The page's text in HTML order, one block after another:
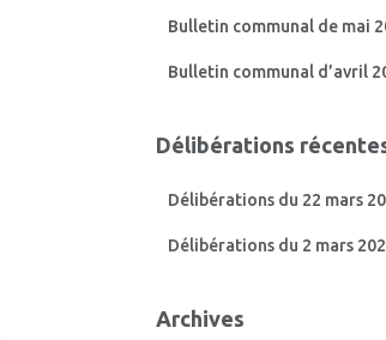
Bulletin communal de mai
Bulletin communal d’avril
Délibérations
Délibérations du 22 mars
Délibérations du 2 mars
Archives